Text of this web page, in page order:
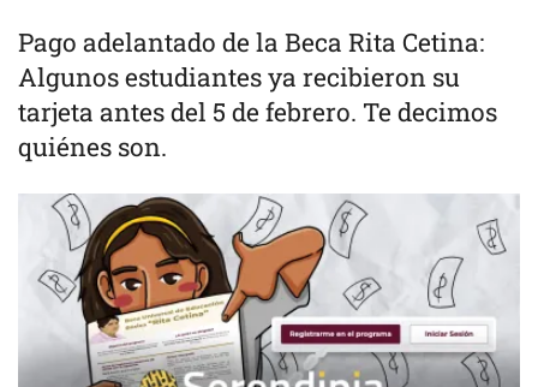
Pago adelantado de la Beca Rita Cetina:
Algunos estudiantes ya recibieron su
tarjeta antes del 5 de febrero. Te decimos
quiénes son.